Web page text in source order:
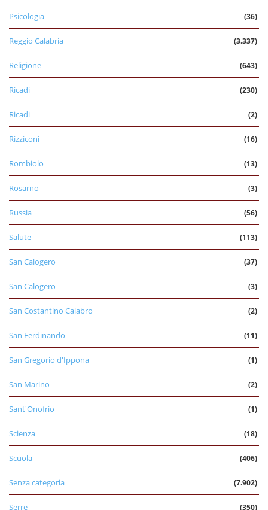
Psicologia (36)
Reggio Calabria (3.337)
Religione (643)
Ricadi (230)
Ricadi (2)
Rizziconi (16)
Rombiolo (13)
Rosarno (3)
Russia (56)
Salute (113)
San Calogero (37)
San Calogero (3)
San Costantino Calabro (2)
San Ferdinando (11)
San Gregorio d'Ippona (1)
San Marino (2)
Sant'Onofrio (1)
Scienza (18)
Scuola (406)
Senza categoria (7.902)
Serre (350)